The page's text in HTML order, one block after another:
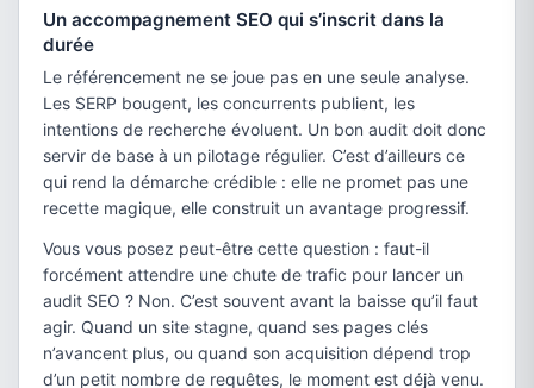
Un accompagnement SEO qui s’inscrit dans la
durée
Le référencement ne se joue pas en une seule analyse.
Les SERP bougent, les concurrents publient, les
intentions de recherche évoluent. Un bon audit doit donc
servir de base à un pilotage régulier. C’est d’ailleurs ce
qui rend la démarche crédible : elle ne promet pas une
recette magique, elle construit un avantage progressif.
Vous vous posez peut-être cette question : faut-il
forcément attendre une chute de trafic pour lancer un
audit SEO ? Non. C’est souvent avant la baisse qu’il faut
agir. Quand un site stagne, quand ses pages clés
n’avancent plus, ou quand son acquisition dépend trop
d’un petit nombre de requêtes, le moment est déjà venu.